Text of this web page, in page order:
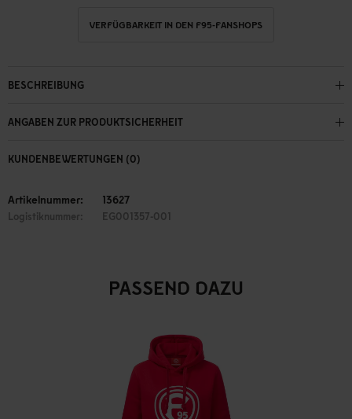
VERFÜGBARKEIT IN DEN F95-FANSHOPS
BESCHREIBUNG
ANGABEN ZUR PRODUKTSICHERHEIT
KUNDENBEWERTUNGEN (0)
Artikelnummer: 13627
Logistiknummer: EG001357-001
PASSEND DAZU